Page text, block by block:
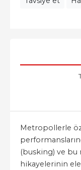
Metropollerle
(busking) ve
hikayelerinin